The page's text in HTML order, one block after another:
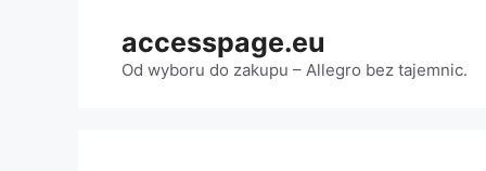
accesspage.eu
Od wyboru do zakupu – Allegro bez tajemnic.